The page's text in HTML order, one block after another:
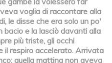
voglia di raccontare alla
le disse che era solo un po'
bacio e la lasciò davanti alla
più triste, gli occhi
il respiro accelerato. Arrivata
quella mattina non aveva